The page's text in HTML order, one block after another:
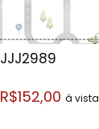
JJJ2989
R$152,00 á vista